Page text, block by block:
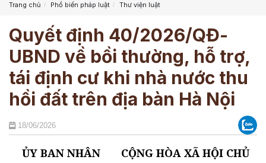
Trang chủ Phổ biến pháp luật Thư viện luật
Quyết định 40/2026/QĐ-
UBND về bồi thường, hỗ trợ,
tái định cư khi nhà nước thu
hồi đất trên địa bàn Hà Nội
18/06/2026
ỦY BAN NHÂN
CỘNG HÒA XÃ HỘI CHỦ